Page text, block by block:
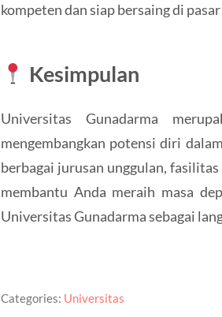
kompeten dan siap bersaing di
Kesimpulan
Universitas Gunadarma
mengembangkan potensi diri
berbagai jurusan unggulan,
membantu Anda meraih masa
Universitas Gunadarma sebagai
Categories: Universitas